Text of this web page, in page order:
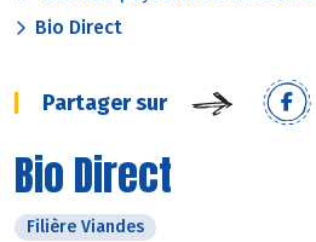
Bio Direct
Partager sur
Bio Direct
Filière Viandes